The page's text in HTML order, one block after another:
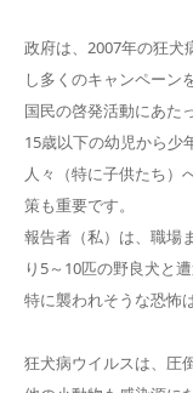
政府は、2007年の狂犬
し多くのキャンペーン
国民の啓発活動にあた
15歳以下の幼児から少
人々（特に子供たち）
策も重要です。
報告者（私）は、職場
り5～10匹の野良犬と遭
特に襲われそうな恐怖
狂犬病ウイルスは、圧